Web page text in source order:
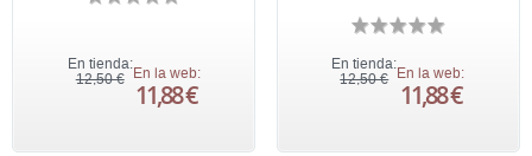
En tienda:
12,50 € En la web:
11,88 €
En tienda:
12,50 €
En la web:
11,88 €